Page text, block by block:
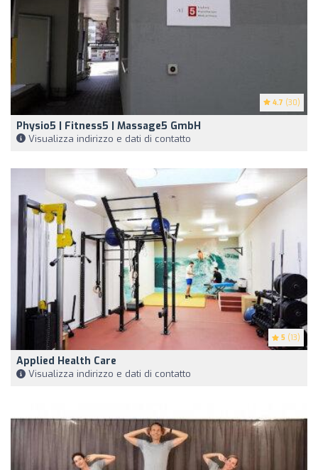
4.7 (30)
Physio5 | Fitness5 | Massage5 GmbH
Visualizza indirizzo e dati di contatto
5 (13)
Applied Health Care
Visualizza indirizzo e dati di contatto